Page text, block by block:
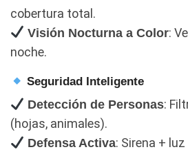
cobertura total.
Visión Nocturna a Color:
noche.
Seguridad Inteligente
Detección de Personas:
(hojas, animales).
Defensa Activa: Sirena +